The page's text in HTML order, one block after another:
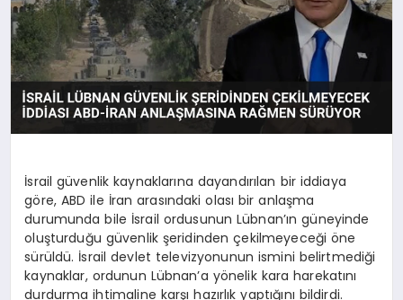
İsrail güvenlik kaynaklarına dayandırılan bir iddiaya
göre, ABD ile İran arasındaki olası bir anlaşma
durumunda bile İsrail ordusunun Lübnan’ın güneyinde
oluşturduğu güvenlik şeridinden çekilmeyeceği öne
sürüldü. İsrail devlet televizyonunun ismini belirtmediği
kaynaklar, ordunun Lübnan’a yönelik kara harekatını
durdurma ihtimaline karşı hazırlık yaptığını bildirdi.